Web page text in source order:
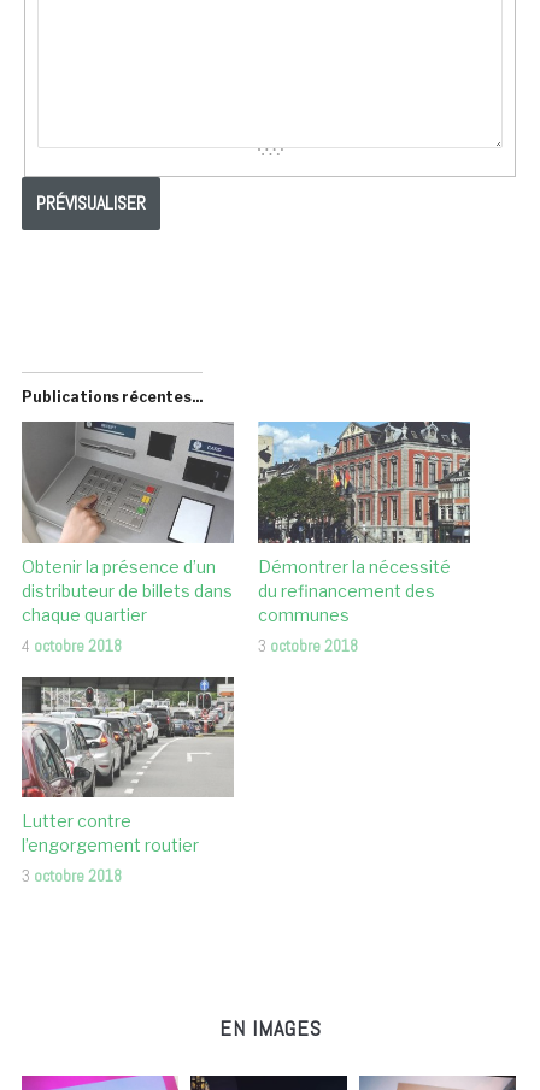
Publications récentes...
Obtenir la présence d’un
distributeur de billets dans
chaque quartier
4 octobre 2018
Démontrer la nécessité
du refinancement des
communes
3 octobre 2018
Lutter contre
l’engorgement routier
3 octobre 2018
EN IMAGES